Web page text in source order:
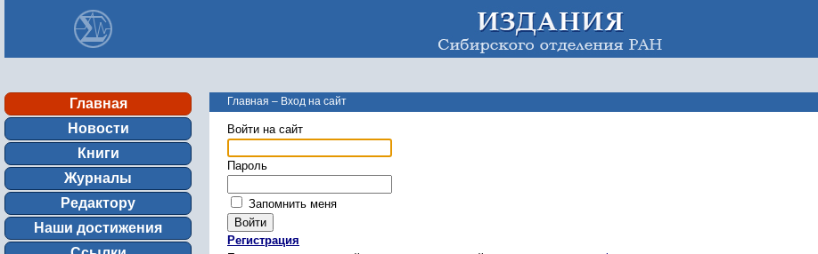
Главная
Новости
Книги
Журналы
Редактору
Наши достижения
Главная – Вход на сайт
Войти на сайт
Пароль
Запомнить меня
Регистрация